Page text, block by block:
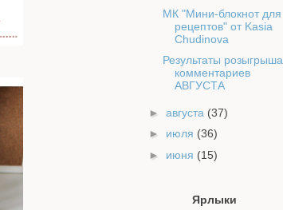
МК "Мини-блокнот для
рецептов" от Kasia
Chudinova
Результаты розыгрыша
комментариев
АВГУСТА
► августа (37)
► июля (36)
► июня (15)
Ярлыки